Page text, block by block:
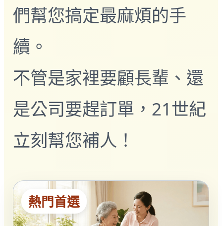
白領專業移工
農業移工
「3分鐘」巴氏量表評估
巴氏量表是什麼?
常見問題
關於我們
服務據點
案例分享
們幫您搞定最麻煩的手
續。
不管是家裡要顧長輩、還
是公司要趕訂單，21世紀
立刻幫您補人！
熱門首選